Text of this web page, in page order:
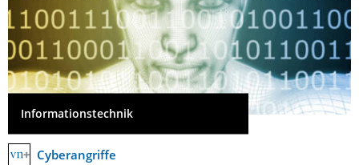
Informationstechnik
Cyberangriffe